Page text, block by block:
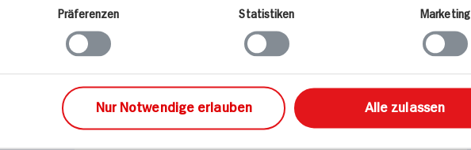
Präferenzen Statistiken Marketing
Nur Notwendige erlauben Alle zulassen